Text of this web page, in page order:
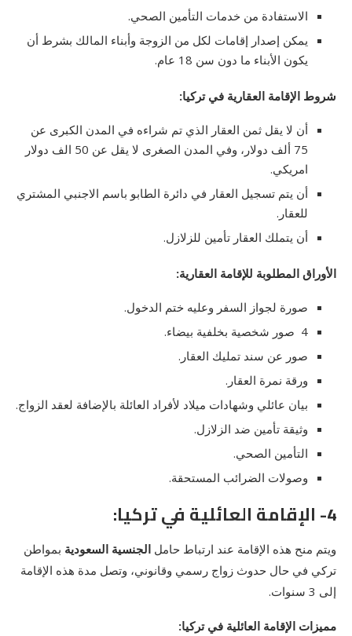
الاستفادة من خدمات التأمين الصحي.
يمكن إصدار إقامات لكل من الزوجة وأبناء المالك بشرط أن
يكون الأبناء ما دون سن 18 عام.
شروط الإقامة العقارية في تركيا:
أن لا يقل ثمن العقار الذي تم شراءه في المدن الكبرى عن
75 ألف دولار، وفي المدن الصغرى لا يقل عن 50 الف دولار
امريكي.
أن يتم تسجيل العقار في دائرة الطابو باسم الاجنبي المشتري
للعقار.
أن يتملك العقار تأمين للزلازل.
الأوراق المطلوبة للإقامة العقارية:
صورة لجواز السفر وعليه ختم الدخول.
4 صور شخصية بخلفية بيضاء.
صور عن سند تمليك العقار.
ورقة نمرة العقار.
بيان عائلي وشهادات ميلاد لأفراد العائلة بالإضافة لعقد الزواج.
وثيقة تأمين ضد الزلازل.
التأمين الصحي.
وصولات الضرائب المستحقة.
4- الإقامة العائلية في تركيا:
ويتم منح هذه الإقامة عند ارتباط حامل الجنسية السعودية بمواطن
تركي في حال حدوث زواج رسمي وقانوني، وتصل مدة هذه الإقامة
إلى 3 سنوات.
مميزات الإقامة العائلية في تركيا: